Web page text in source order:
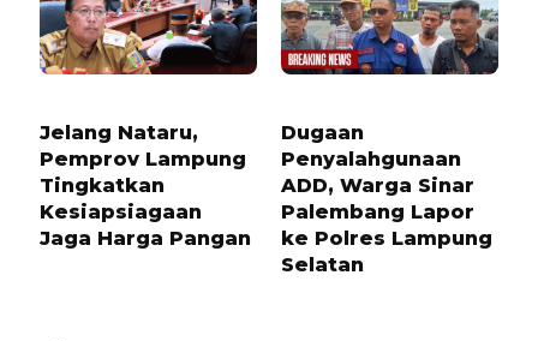
Jelang Nataru,
Pemprov Lampung
Tingkatkan
Kesiapsiagaan
Jaga Harga Pangan
Dugaan
Penyalahgunaan
ADD, Warga Sinar
Palembang Lapor
ke Polres Lampung
Selatan